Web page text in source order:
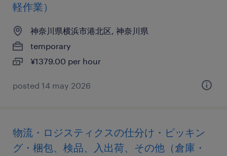
軽作業）
神奈川県横浜市港北区, 神奈川県
temporary
¥1379.00 per hour
posted 14 may 2026
物流・ロジスティクスの仕分け・ピッキン
グ・梱包、検品、入出荷、その他（倉庫・